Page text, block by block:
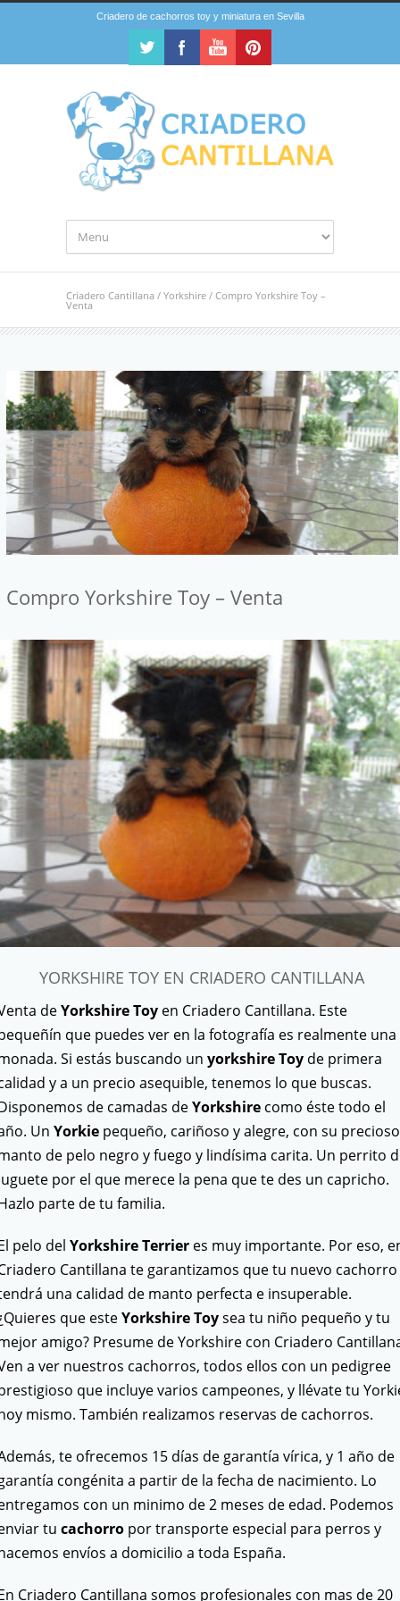
Criadero de cachorros toy y miniatura en Sevilla
Criadero Cantillana / Yorkshire / Compro Yorkshire Toy –
Venta
Compro Yorkshire Toy – Venta
YORKSHIRE TOY EN CRIADERO CANTILLANA
deYorkshire Toyen Criadero Cantillana. Este
que puedes ver en la fotografía es realmente una
Si estás buscando un yorkshire Toyde primera
y a un precio asequible, tenemos lo que buscas.
de camadas deYorkshirecomo éste todo el
Un Yorkiepequeño, cariñoso y alegre, con su precioso
de pelo negro y fuego y lindísima carita. Un perrito
por el que merece la pena que te des un capricho.
parte de tu familia.
pelo del Yorkshire Terrieres muy importante. Por eso,
Cantillana te garantizamos que tu nuevo cachorro
una calidad de manto perfecta e insuperable.
que esteYorkshire Toysea tu niño pequeño y tu
amigo? Presume de Yorkshire con Criadero
a ver nuestros cachorros, todos ellos con un pedigree
que incluye varios campeones, y llévate tu
mismo. También realizamos reservas de cachorros.
te ofrecemos 15 días de garantía vírica, y 1 año de
congénita a partir de la fecha de nacimiento. Lo
con un minimo de 2 meses de edad. Podemos
tu cachorropor transporte especial para perros y
envíos a domicilio a toda España.
Criadero Cantillana somos profesionales con mas de 20